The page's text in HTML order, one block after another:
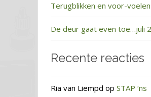
Terugblikken en voor-
De deur gaat even toe…juli
Recente reacties
Ria van Liempd op STAP ‘ns